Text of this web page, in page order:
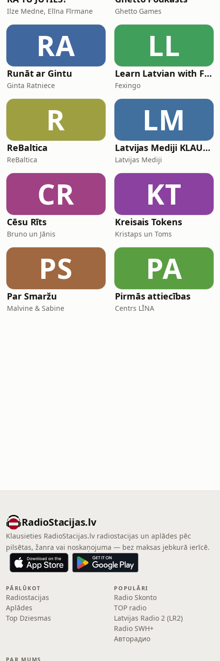
Ilze Medne, Elīna Fīrmane Ghetto Games
RA
Runāt ar Gintu
Ginta Ratniece
LL
Learn Latvian with Fexingo
Fexingo
R
ReBaltica
ReBaltica
LM
Latvijas Mediji KLAUSIES!
Latvijas Mediji
CR
Cēsu Rīts
Bruno un Jānis
KT
Kreisais Tokens
Kristaps un Toms
PS
Par Smaržu
Malvine & Sabine
PA
Pirmās attiecības
Centrs LĪNA
RadioStacijas.lv
Klausieties RadioStacijas.lv radiostacijas un aplādes pēc
pilsētas, žanra vai noskaņojuma — bez maksas jebkurā ierīcē.
PĀRLŪKOT
Radiostacijas
Aplādes
Top Dziesmas
POPULĀRI
Radio Skonto
TOP radio
Latvijas Radio 2 (LR2)
Radio SWH+
Авторадио
PAR MUMS